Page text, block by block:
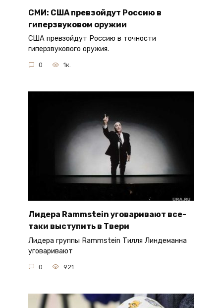
СМИ: США превзойдут Россию в
гиперзвуковом оружии
США превзойдут Россию в точности
гиперзвукового оружия.
0 1к.
Лидера Rammstein уговаривают все-
таки выступить в Твери
Лидера группы Rammstein Тилля Линдеманна
уговаривают
0 921